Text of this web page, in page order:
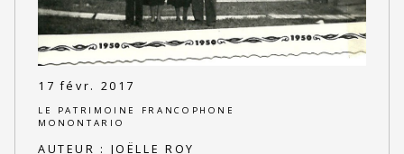
17 févr. 2017
LE PATRIMOINE FRANCOPHONE
MONONTARIO
AUTEUR : JOËLLE ROY